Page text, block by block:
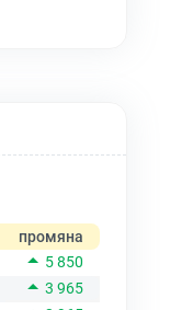
промяна
5 850
3 965